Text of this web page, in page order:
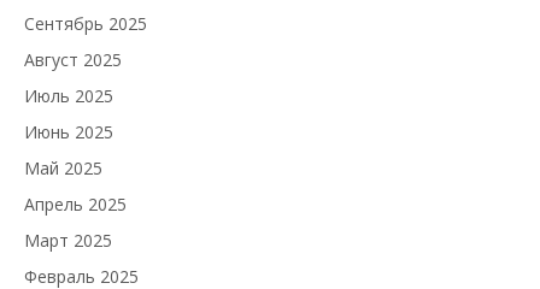
Сентябрь 2025
Август 2025
Июль 2025
Июнь 2025
Май 2025
Апрель 2025
Март 2025
Февраль 2025